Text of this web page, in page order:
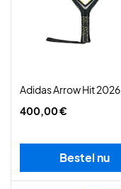
Adidas Arrow Hit 2026
400,00 €
Bestel nu